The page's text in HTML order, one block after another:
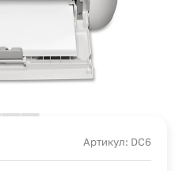
Артикул: DC6